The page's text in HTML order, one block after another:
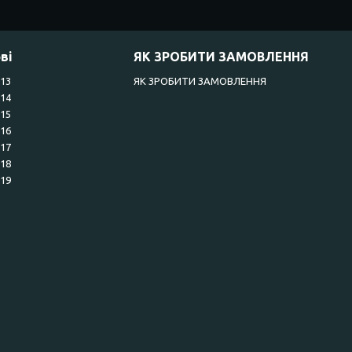
ЯК ЗРОБИТИ ЗАМОВЛЕННЯ
ЯК ЗРОБИТИ ЗАМОВЛЕННЯ